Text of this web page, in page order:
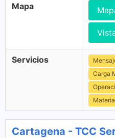
Mapa
Servicios
Carga
Cartagena - TCC